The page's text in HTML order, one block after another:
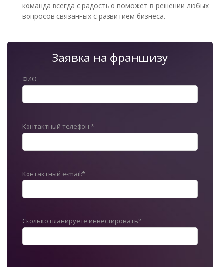
команда всегда с радостью поможет в решении любых
вопросов связанных с развитием бизнеса.
Заявка на франшизу
ФИО
Контактный телефон:*
Контактный e-mail:*
Сколько планируете инвестировать?